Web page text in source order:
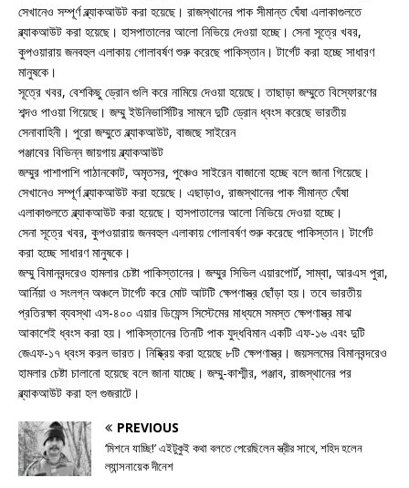
সেখানেও সম্পূর্ণ ব্ল্যাকআউট করা হয়েছে। রাজস্থানের পাক সীমান্ত ঘেঁষা এলাকাগুলতে
ব্ল্যাকআউট করা হয়েছে। হাসপাতালের আলো নিভিয়ে দেওয়া হচ্ছে। সেনা সূত্রে খবর,
কুপওয়ারায় জনবহুল এলাকায় গোলাবর্ষণ শুরু করেছে পাকিস্তান। টার্গেট করা হচ্ছে সাধারণ
মানুষকে।
সূত্রে খবর, বেশকিছু ড্রোন গুলি করে নামিয়ে দেওয়া হয়েছে। তাছাড়া জম্মুতে বিস্ফোরণের
শব্দও পাওয়া গিয়েছে। জম্মু ইউনিভার্সিটির সামনে দুটি ড্রোন ধ্বংস করেছে ভারতীয়
সেনাবাহিনী। পুরো জম্মুতে ব্ল্যাকআউট, বাজছে সাইরেন
পঞ্জাবের বিভিন্ন জায়গায় ব্ল্যাকআউট
জম্মুর পাশাপাশি পাঠানকোট, অমৃতসর, পুঞ্চেও সাইরেন বাজানো হচ্ছে বলে জানা গিয়েছে।
সেখানেও সম্পূর্ণ ব্ল্যাকআউট করা হয়েছে। এছাড়াও, রাজস্থানের পাক সীমান্ত ঘেঁষা
এলাকাগুলতে ব্ল্যাকআউট করা হয়েছে। হাসপাতালের আলো নিভিয়ে দেওয়া হচ্ছে।
সেনা সূত্রে খবর, কুপওয়ারায় জনবহুল এলাকায় গোলাবর্ষণ শুরু করেছে পাকিস্তান। টার্গেট
করা হচ্ছে সাধারণ মানুষকে।
জম্মু বিমানবন্দরেও হামলার চেষ্টা পাকিস্তানের। জম্মুর সিভিল এয়ারপোর্ট, সাম্বা, আরএস পুরা,
আর্নিয়া ও সংলগ্ন অঞ্চলে টার্গেট করে মোট আটটি ক্ষেপণাস্ত্র ছোঁড়া হয়। তবে ভারতীয়
প্রতিরক্ষা ব্যবস্থা এস-৪০০ এয়ার ডিফেন্স সিস্টেমের মাধ্যমে সমস্ত ক্ষেপণাস্ত্র মাঝ
আকাশেই ধ্বংস করা হয়। পাকিস্তানের তিনটি পাক যুদ্ধবিমান একটি এফ-১৬ এবং দুটি
জেএফ-১৭ ধ্বংস করল ভারত। নিষ্ক্রিয় করা হয়েছে ৮টি ক্ষেপণাস্ত্র। জয়সলমের বিমানবন্দরেও
হামলার চেষ্টা চালানো হয়েছে বলে জানা যাচ্ছে। জম্মু-কাশ্মীর, পঞ্জাব, রাজস্থানের পর
ব্ল্যাকআউট করা হল গুজরাটে।
PREVIOUS
‘মিশনে যাচ্ছি!’ এইটুকুই কথা বলতে পেরেছিলেন স্ত্রীর সাথে, শহিদ হলেন
ল্যান্সনায়েক দীনেশ